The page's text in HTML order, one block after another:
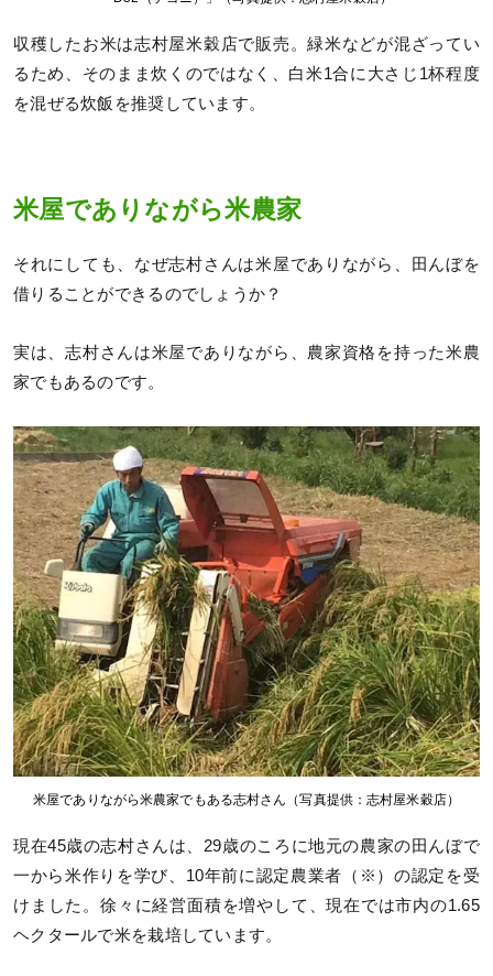
収穫したお米は志村屋米穀店で販売。緑米などが混ざってい
るため、そのまま炊くのではなく、白米1合に大さじ1杯程度
を混ぜる炊飯を推奨しています。
米屋でありながら米農家
それにしても、なぜ志村さんは米屋でありながら、田んぼを
借りることができるのでしょうか？
実は、志村さんは米屋でありながら、農家資格を持った米農
家でもあるのです。
米屋でありながら米農家でもある志村さん（写真提供：志村屋米穀店）
現在45歳の志村さんは、29歳のころに地元の農家の田んぼで
一から米作りを学び、10年前に認定農業者（※）の認定を受
けました。徐々に経営面積を増やして、現在では市内の1.65
ヘクタールで米を栽培しています。